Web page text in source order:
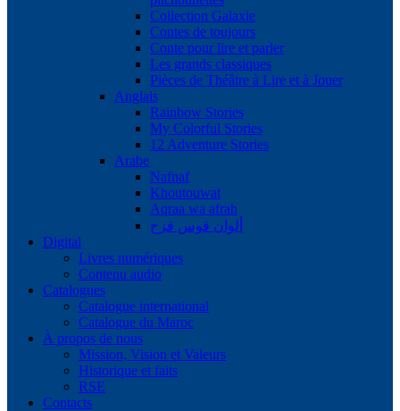
Collection Galaxie
Contes de toujours
Conte pour lire et parler
Les grands classiques
Pièces de Théâtre à Lire et à Jouer
Anglais
Rainbow Stories
My Colorful Stories
12 Adventure Stories
Arabe
Nafnaf
Khoutouwat
Aqraa wa afrah
ألوان قوس قزح
Digital
Livres numériques
Contenu audio
Catalogues
Catalogue international
Catalogue du Maroc
À propos de nous
Mission, Vision et Valeurs
Historique et faits
RSE
Contacts